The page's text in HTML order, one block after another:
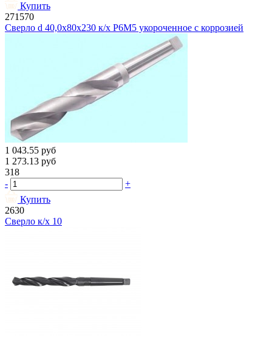
Купить
271570
Сверло d 40,0х80х230 к/х Р6М5 укороченное с коррозией
1 043.55 руб
1 273.13 руб
318
-
+
Купить
2630
Сверло к/х 10